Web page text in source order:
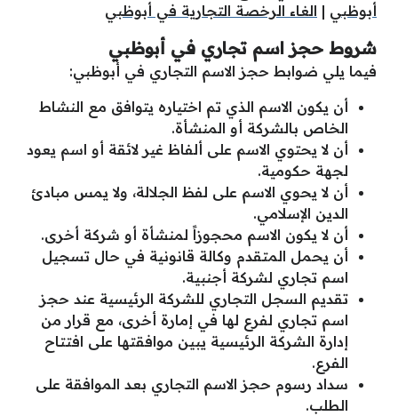
أبوظبي | الغاء الرخصة التجارية في أبوظبي
شروط حجز اسم تجاري في أبوظبي
فيما يلي ضوابط حجز الاسم التجاري في أبوظبي:
أن يكون الاسم الذي تم اختياره يتوافق مع النشاط
الخاص بالشركة أو المنشأة.
أن لا يحتوي الاسم على ألفاظ غير لائقة أو اسم يعود
لجهة حكومية.
أن لا يحوي الاسم على لفظ الجلالة، ولا يمس مبادئ
الدين الإسلامي.
أن لا يكون الاسم محجوزاً لمنشأة أو شركة أخرى.
أن يحمل المتقدم وكالة قانونية في حال تسجيل
اسم تجاري لشركة أجنبية.
تقديم السجل التجاري للشركة الرئيسية عند حجز
اسم تجاري لفرع لها في إمارة أخرى، مع قرار من
إدارة الشركة الرئيسية يبين موافقتها على افتتاح
الفرع.
سداد رسوم حجز الاسم التجاري بعد الموافقة على
الطلب.